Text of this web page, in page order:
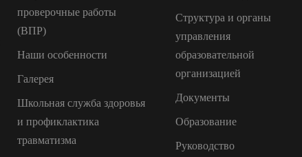
проверочные работы
(ВПР)
Наши особенности
Галерея
Школьная служба здоровья
и профиклактика
травматизма
Структура и органы
управления
образовательной
организацией
Документы
Образование
Руководство